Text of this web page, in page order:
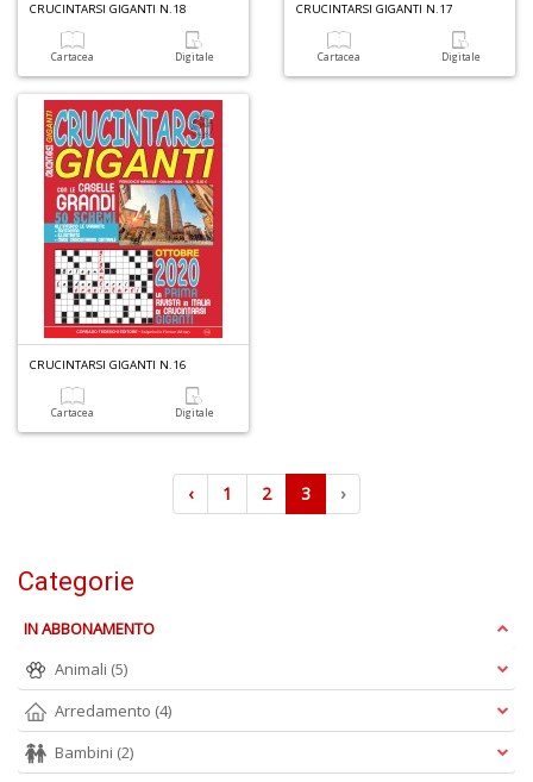
CRUCINTARSI GIGANTI N.18
Cartacea Digitale
CRUCINTARSI GIGANTI N.17
Cartacea Digitale
CRUCINTARSI GIGANTI N.16
Cartacea Digitale
‹ 1 2 3 ›
Categorie
IN ABBONAMENTO
Animali (5)
Arredamento (4)
Bambini (2)